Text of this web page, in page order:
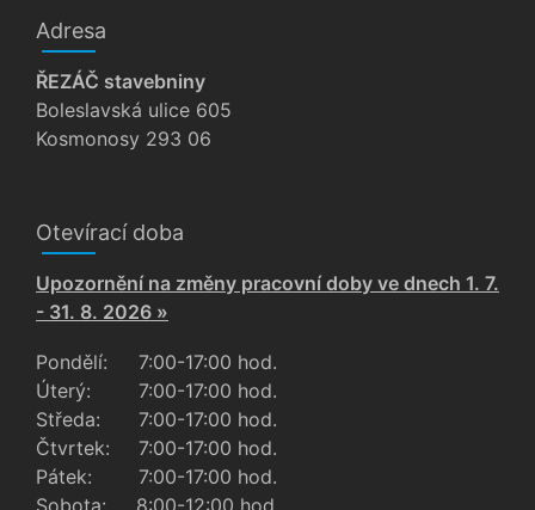
Adresa
ŘEZÁČ stavebniny
Boleslavská ulice 605
Kosmonosy 293 06
Otevírací doba
Upozornění na změny pracovní doby ve dnech 1. 7.
- 31. 8. 2026 »
Pondělí:
Úterý:
Středa:
Čtvrtek:
Pátek:
Sobota:
7:00-17:00 hod.
7:00-17:00 hod.
7:00-17:00 hod.
7:00-17:00 hod.
7:00-17:00 hod.
8:00-12:00 hod.